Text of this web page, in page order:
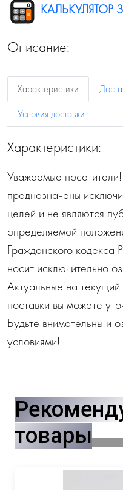
Описание:
Характеристики
Условия доставки
Характеристики:
Уважаемые
предназначены
целей и не являются
определяемой
Гражданского
носит исключительно
Актуальные на
поставки вы можете
Будьте внимательны и
условиями!
товары